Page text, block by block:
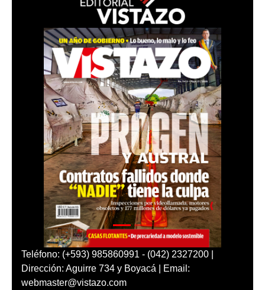
Teléfono: (+593) 985860991 - (042) 2327200 |
Dirección: Aguirre 734 y Boyacá | Email:
webmaster@vistazo.com